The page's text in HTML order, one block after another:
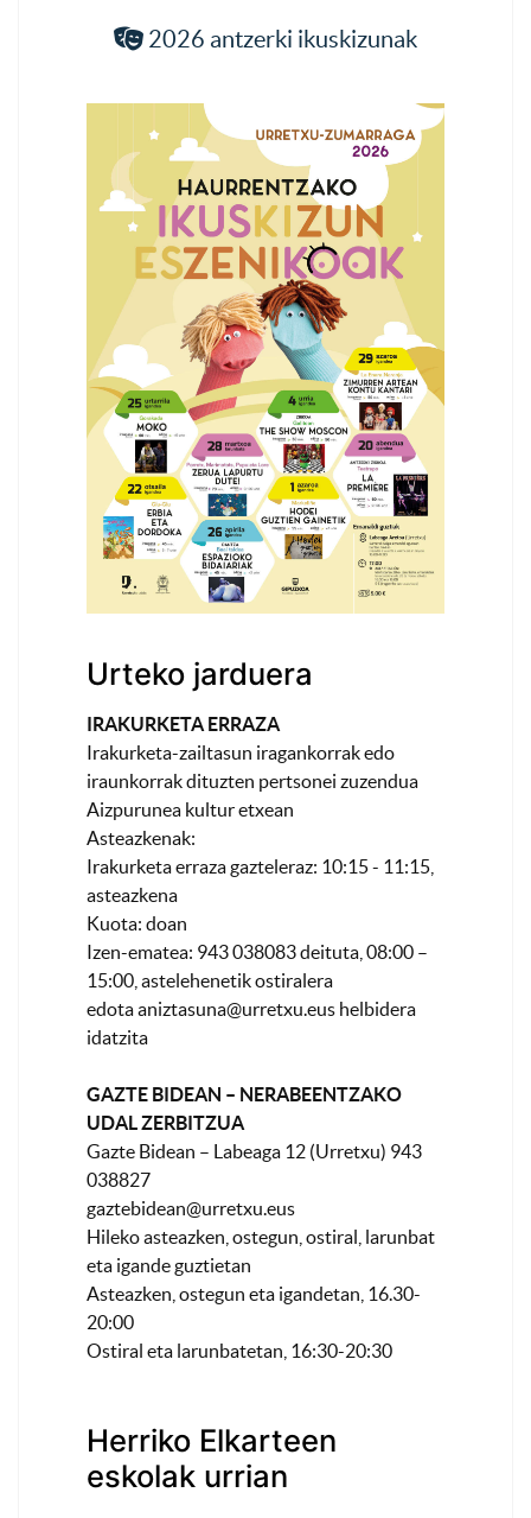
2026 antzerki ikuskizunak
Urteko jarduera
IRAKURKETA ERRAZA
Irakurketa-zailtasun iragankorrak edo
iraunkorrak dituzten pertsonei zuzendua
Aizpurunea kultur etxean
Asteazkenak:
Irakurketa erraza gazteleraz: 10:15 - 11:15,
asteazkena
Kuota: doan
Izen-ematea: 943 038083 deituta, 08:00 –
15:00, astelehenetik ostiralera
edotaaniztasuna@urretxu.eus helbidera
idatzita
GAZTE BIDEAN – NERABEENTZAKO
UDAL ZERBITZUA
Gazte Bidean – Labeaga 12 (Urretxu) 943
038827
gaztebidean@urretxu.eus
Hileko asteazken, ostegun, ostiral, larunbat
eta igande guztietan
Asteazken, ostegun eta igandetan, 16.30-
20:00
Ostiral eta larunbatetan, 16:30-20:30
Herriko Elkarteen
eskolak urrian